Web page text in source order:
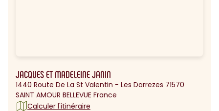
JACQUES ET MADELEINE JANIN
1440 Route De La St Valentin - Les Darrezes 71570
SAINT AMOUR BELLEVUE France
Calculer l'itinéraire